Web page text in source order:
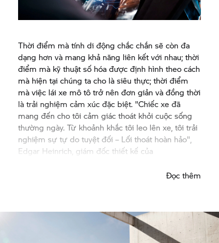
Thời điểm mà tính di động chắc chắn sẽ còn đa
dạng hơn và mang khả năng liên kết với nhau; thời
điểm mà kỹ thuật số hóa được định hình theo cách
mà hiện tại chúng ta cho là siêu thực; thời điểm
mà việc lái xe mô tô trở nên đơn giản và đồng thời
là trải nghiệm cảm xúc đặc biệt. "Chiếc xe đã
mang đến cho tôi cảm giác thoát khỏi cuộc sống
thường ngày. Từ khoảnh khắc tôi leo lên xe, tôi trải
nghiệm sự tự do tuyệt đối – Lối thoát hoàn hảo",
Edgar Heinrich, giám đốc thiết kế của
Đọc thêm